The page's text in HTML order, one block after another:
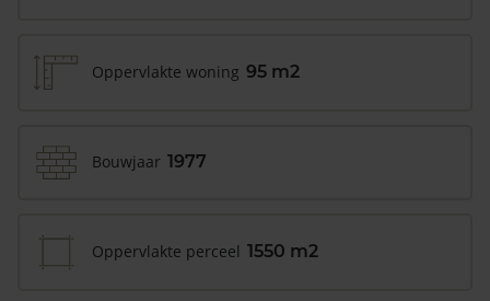
Oppervlakte woning 95 m2
Bouwjaar 1977
Oppervlakte perceel 1550 m2